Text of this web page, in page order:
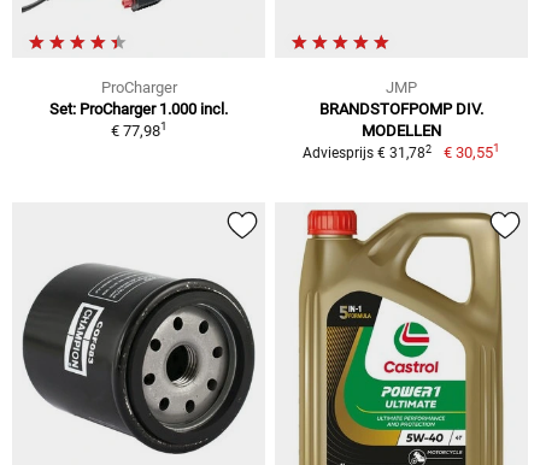
ProCharger
Set: ProCharger 1.000 incl.
€ 77,981
JMP
BRANDSTOFPOMP DIV.
MODELLEN
Adviesprijs € 31,782 € 30,551